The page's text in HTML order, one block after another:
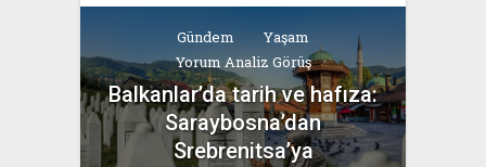
Gündem
Yaşam
Yorum Analiz Görüş
Balkanlar’da tarih ve hafıza:
Saraybosna’dan
Srebrenitsa’ya